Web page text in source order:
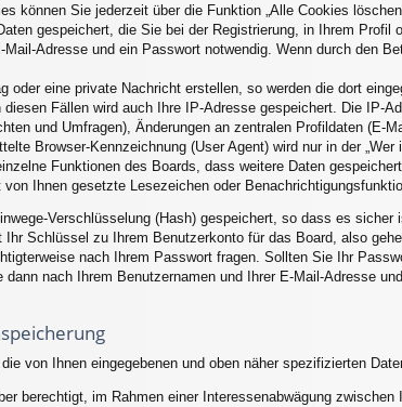
können Sie jederzeit über die Funktion „Alle Cookies
gespeichert, die Sie bei der Registrierung, in Ihrem
Mail-Adresse und ein Passwort notwendig. Wenn durch den
oder eine private Nachricht erstellen, so werden die dort
Fällen wird auch Ihre IP-Adresse gespeichert. Die IP-
und Umfragen), Änderungen an zentralen Profildaten
Browser-Kennzeichnung (User Agent) wird nur in der
Funktionen des Boards, dass weitere Daten
von Ihnen gesetzte Lesezeichen oder
Verschlüsselung (Hash) gespeichert, so dass es
Schlüssel zu Ihrem Benutzerkonto für das Board, also
nach Ihrem Passwort fragen. Sollten Sie Ihr
dann nach Ihrem Benutzernamen und Ihrer E-Mail-Adresse
von Ihnen eingegebenen und oben näher spezifizierten
berechtigt, im Rahmen einer Interessenabwägung